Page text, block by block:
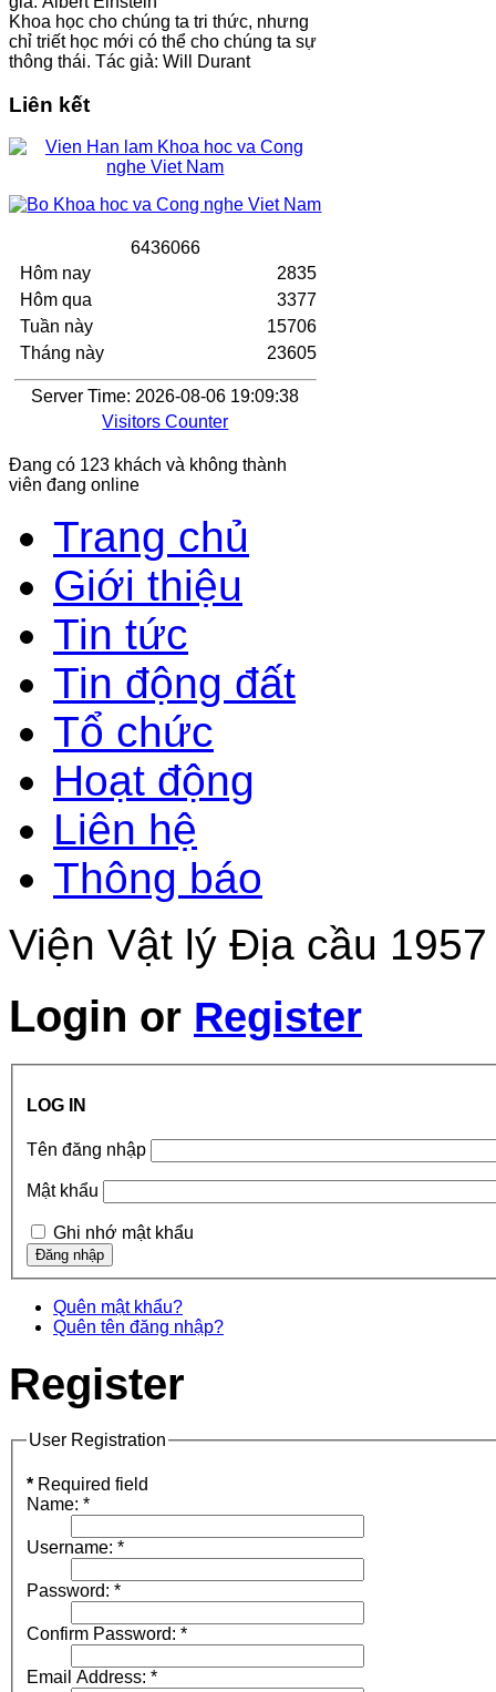
Khoa học cho chúng ta tri thức, nhưng
chỉ triết học mới có thể cho chúng ta sự
thông thái. Tác giả: Will Durant
Liên kết
6436066
Hôm nay
Hôm qua
Tuần này
Tháng này
2835
3377
15706
23605
Server Time: 2026-08-06 19:09:38
Visitors Counter
Đang có 123 khách và không thành
viên đang online
Trang chủ
Giới thiệu
Tin tức
Tin động đất
Tổ chức
Hoạt động
Liên hệ
Thông báo
Viện Vật lý Địa cầu
Login or Register
LOG IN
Tên đăng nhập
Mật khẩu
Ghi nhớ mật khẩu
Quên mật khẩu?
Quên tên đăng nhập?
Register
User Registration
* Required field
Name: *
Username: *
Password: *
Confirm Password: *
Email Address: *